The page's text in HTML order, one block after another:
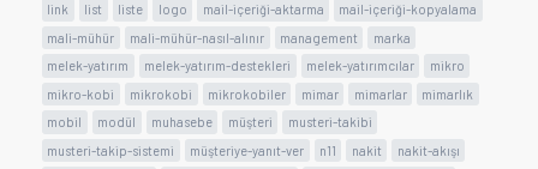
link
list liste logo mail-içeriği-aktarma
mail-içeriği-kopyalama
mali-mühür
mali-mühür-nasıl-alınır management
marka
melek-yatırım
melek-yatırım-destekleri melek-yatırımcılar
mikro
mikro-kobi
mikrokobi mikrokobiler mimar mimarlar
mimarlık
mobil
modül muhasebe müşteri
musteri-takibi
musteri-takip-sistemi
müşteriye-yanıt-ver n11 nakit
nakit-akışı